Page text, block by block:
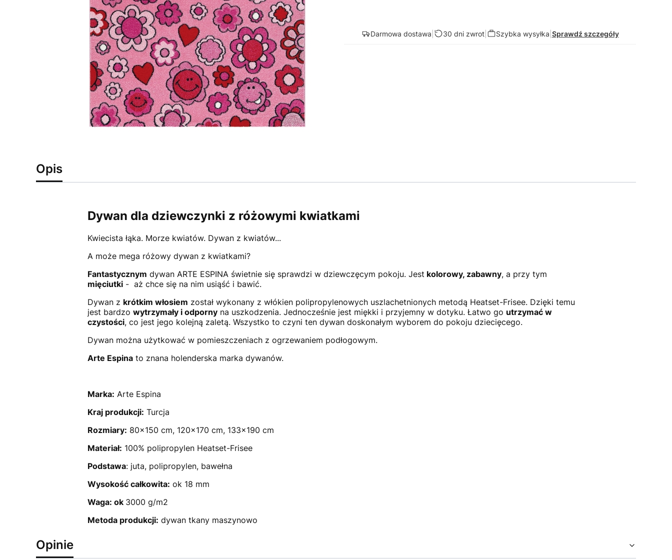
Darmowa dostawa 30 dni zwrot| Szybka wysyłka Sprawdź szczegóły
Opis
Dywan dla dziewczynki z różowymi kwiatkami
Kwiecista łąka. Morze kwiatów. Dywan z kwiatów...
A może mega różowy dywan z kwiatkami?
Fantastycznym dywan ARTE ESPINA świetnie się sprawdzi w dziewczęcym pokoju. Jest kolorowy, zabawny, a przy tym
mięciutki- aż chce się na nim usiąść i bawić.
Dywan z krótkim włosiem został wykonany z włókien polipropylenowych uszlachetnionych metodą Heatset-Frisee. Dzięki temu
jest bardzo wytrzymały i odpornyna uszkodzenia. Jednocześnie jest miękki i przyjemny w dotyku. Łatwo go utrzymać w
czystości, co jest jego kolejną zaletą. Wszystko to czyni ten dywan doskonałym wyborem do pokoju dziecięcego.
Dywan można użytkować w pomieszczeniach z ogrzewaniem podłogowym.
Arte Espinato znana holenderska marka dywanów.
Marka: Arte Espina
Kraj produkcji: Turcja
Rozmiary: 80x150 cm, 120x170 cm, 133x190 cm
Materiał: 100% polipropylen Heatset-Frisee
Podstawa: juta, polipropylen, bawełna
Wysokość całkowita: ok 18 mm
Waga: ok 3000 g/m2
Metoda produkcji: dywan tkany maszynowo
Opinie